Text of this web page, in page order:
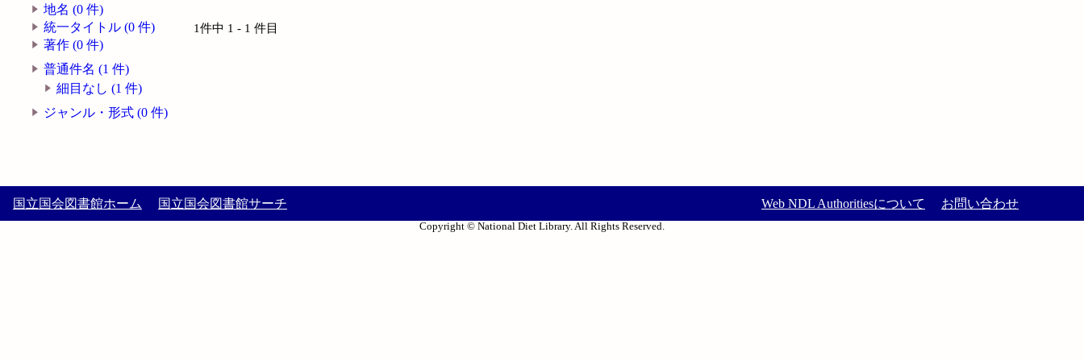
地名 (0 件)
統一タイトル (0 件)
著作 (0 件)
普通件名 (1 件)
細目なし (1 件)
ジャンル・形式 (0 件)
1件中 1 - 1 件目
国立国会図書館ホーム 国立国会図書館サーチ Web NDL Authoritiesについて お問い合わせ
Copyright © National Diet Library. All Rights Reserved.